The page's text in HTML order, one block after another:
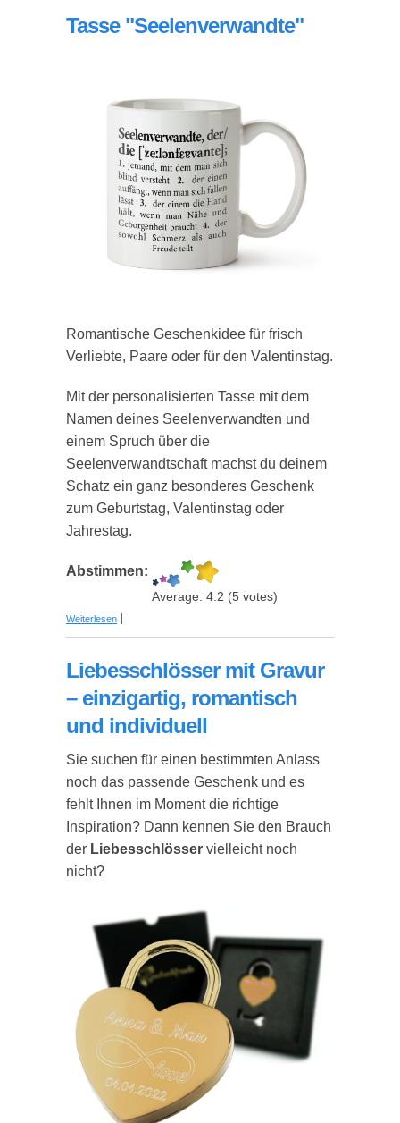
Tasse "Seelenverwandte"
Romantische Geschenkidee für frisch
Verliebte, Paare oder für den Valentinstag.
Mit der personalisierten Tasse mit dem
Namen deines Seelenverwandten und
einem Spruch über die
Seelenverwandtschaft machst du deinem
Schatz ein ganz besonderes Geschenk
zum Geburtstag, Valentinstag oder
Jahrestag.
Abstimmen:
Average: 4.2 (5 votes)
Weiterlesen über Tasse "Seelenverwandte"
Liebesschlösser mit Gravur
– einzigartig, romantisch
und individuell
Sie suchen für einen bestimmten Anlass
noch das passende Geschenk und es
fehlt Ihnen im Moment die richtige
Inspiration? Dann kennen Sie den Brauch
der Liebesschlösser vielleicht noch
nicht?